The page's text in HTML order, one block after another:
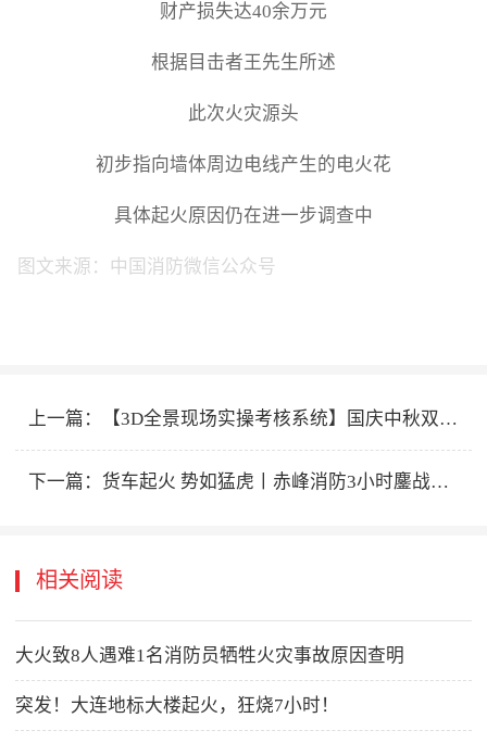
财产损失达40余万元
根据目击者王先生所述
此次火灾源头
初步指向墙体周边电线产生的电火花
具体起火原因仍在进一步调查中
图文来源：中国消防微信公众号
上一篇： 【3D全景现场实操考核系统】国庆中秋双节优惠活动
下一篇：货车起火 势如猛虎丨赤峰消防3小时鏖战明火紧急处置
相关阅读
大火致8人遇难1名消防员牺牲火灾事故原因查明
突发！大连地标大楼起火，狂烧7小时！